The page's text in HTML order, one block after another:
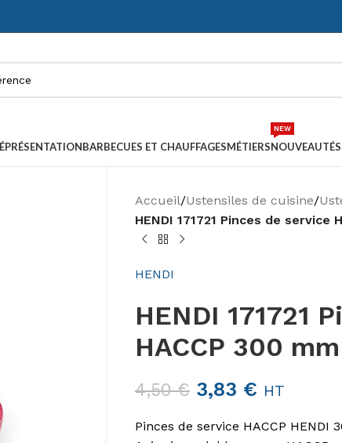
PRÉSENTATIONBARBECUES ET CHAUFFAGESMÉTIERS
NEW
Accueil/Ustensiles de cuisine/
HENDI 171721 Pinces de service
HENDI
HENDI 171721
HACCP 300 mm
4,50€ 3,83 € HT
Pinces de service HACCP